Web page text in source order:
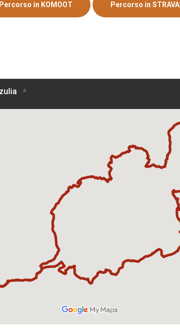
Percorso in KOMOOT Percorso in STRAVA